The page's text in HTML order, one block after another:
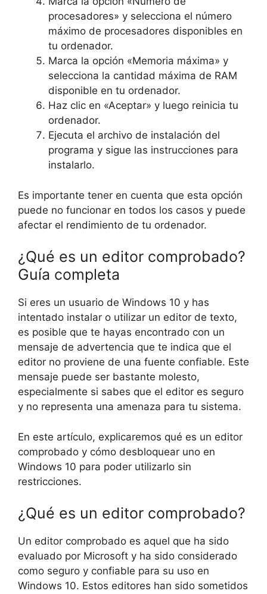
procesadores» y selecciona el número
máximo de procesadores disponibles en
tu ordenador.
Marca la opción «Memoria máxima» y
selecciona la cantidad máxima de RAM
disponible en tu ordenador.
Haz clic en «Aceptar» y luego reinicia tu
ordenador.
Ejecuta el archivo de instalación del
programa y sigue las instrucciones para
instalarlo.
Es importante tener en cuenta que esta opción
puede no funcionar en todos los casos y puede
afectar el rendimiento de tu ordenador.
¿Qué es un editor comprobado?
Guía completa
Si eres un usuario de Windows 10 y has
intentado instalar o utilizar un editor de texto,
es posible que te hayas encontrado con un
mensaje de advertencia que te indica que el
editor no proviene de una fuente confiable. Este
mensaje puede ser bastante molesto,
especialmente si sabes que el editor es seguro
y no representa una amenaza para tu sistema.
En este artículo, explicaremos qué es un editor
comprobado y cómo desbloquear uno en
Windows 10 para poder utilizarlo sin
restricciones.
¿Qué es un editor comprobado?
Un editor comprobado es aquel que ha sido
evaluado por Microsoft y ha sido considerado
como seguro y confiable para su uso en
Windows 10. Estos editores han sido sometidos